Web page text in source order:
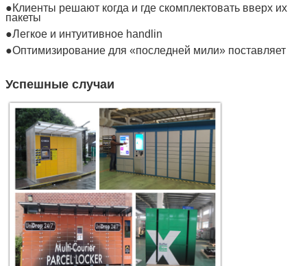
●Клиенты решают когда и где скомплектовать вверх их
пакеты
●Легкое и интуитивное handlin
●Оптимизирование для «последней мили» поставляет
Успешные случаи